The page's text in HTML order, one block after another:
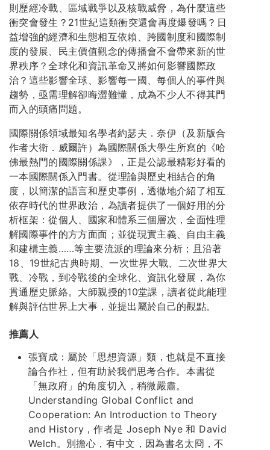
則歷經冷戰、區域戰爭以及核戰威脅，為什麼這些
衝突會發生？21世紀這類衝突還會再度爆發嗎？日
益增強的經濟和生態相互依賴、跨國制度和國際制
度的發展、民主價值觀念的傳播會不會帶來新的世
界秩序？全球化和資訊革命又將如何影響國際政
治？這些影響全球、影響每一國、每個人的事件與
趨勢，亟需理解卻晦澀難懂，成為不少人不得其門
而入的頭痛問題。
國際關係領域最知名學者約瑟夫．奈伊（及新版合
作者大衛．威爾許）為國際關係大學生所寫的《哈
佛最熱門的國際關係課》，正是公認最精彩好看的
一本國際關係入門書。從理論與歷史相結合的角
度，以簡潔的語言和歷史事例，透徹地介紹了相互
依存時代的世界政治，為讀者提供了一個好用的分
析框架：從個人、國家和體系三個層次，全面性理
解國際事件的方方面面；並從現實主義、自由主義
和建構主義……等主要流派的理論來分析；且沿著
18、19世紀古典時期、一次世界大戰、二次世界大
戰、冷戰，到冷戰後的全球化、資訊化發展，為你
貫通歷史脈絡。大師親授的10堂課，讀者從此能理
解與評估世界上大事，並提出屬於自己的觀點。
推薦人
張寶成：屬於「思想資源」類，也就是不直接
論合作社，但有助於我們思考合作。本書從
「無政府」的角度切入，稍微嚴肅。
Understanding Global Conflict and
Cooperation: An Introduction to Theory
and History，作者是 Joseph Nye 和 David
Welch。別擔心，有中文，因為書名太冏，不